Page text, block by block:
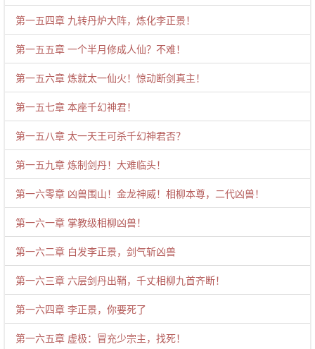
第一五四章 九转丹炉大阵，炼化李正景！
第一五五章 一个半月修成人仙？不难！
第一五六章 炼就太一仙火！惊动断剑真主！
第一五七章 本座千幻神君！
第一五八章 太一天王可杀千幻神君否？
第一五九章 炼制剑丹！大难临头！
第一六零章 凶兽围山！金龙神威！相柳本尊，二代凶兽！
第一六一章 掌教级相柳凶兽！
第一六二章 白发李正景，剑气斩凶兽
第一六三章 六层剑丹出鞘，千丈相柳九首齐断！
第一六四章 李正景，你要死了
第一六五章 虚极：冒充少宗主，找死！